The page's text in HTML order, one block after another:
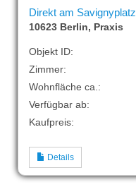
Direkt am Savignyplatz
10623 Berlin, Praxis
Objekt ID:
Zimmer:
Wohnfläche ca.:
Verfügbar ab:
Kaufpreis:
Details